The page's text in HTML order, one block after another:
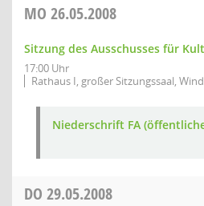
MO 26.05.2008
Sitzung des Ausschusses für
17:00 Uhr
Rathaus I, großer Sitzungssaal,
Niederschrift FA
DO 29.05.2008